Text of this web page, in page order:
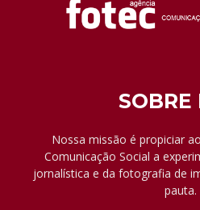
SOBRE
Nossa missão é propiciar
Comunicação Social a
jornalística e da fotografia de
pauta.